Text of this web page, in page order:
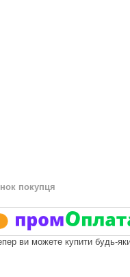
покупця
ви можете купити будь-